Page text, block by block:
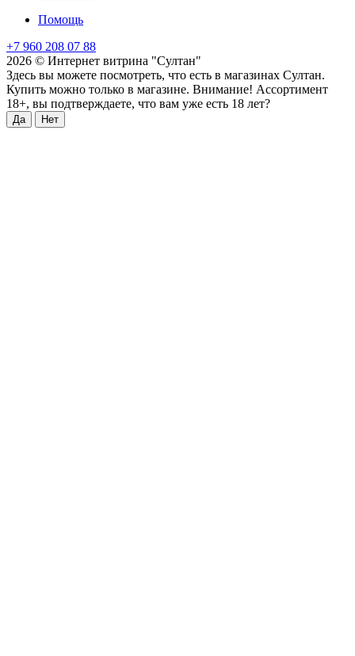
Помощь
+7 960 208 07 88
2026 © Интернет витрина "Султан"
Здесь вы можете посмотреть, что есть в магазинах Султан.
Купить можно только в магазине. Внимание! Ассортимент
18+, вы подтверждаете, что вам уже есть 18 лет?